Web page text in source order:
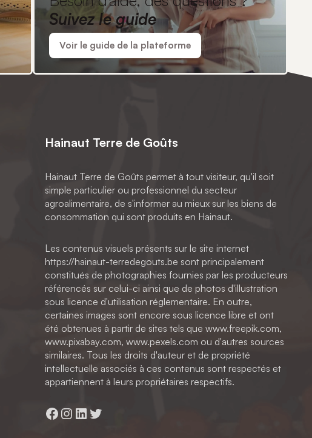
Suivez le guide
Voir le guide de la plateforme
Hainaut Terre de Goûts
Hainaut Terre de Goûts permet à tout visiteur, qu'il soit
simple particulier ou professionnel du secteur
agroalimentaire, de s'informer au mieux sur les biens de
consommation qui sont produits en Hainaut.
Les contenus visuels présents sur le site internet
https://hainaut-terredegouts.be sont principalement
constitués de photographies fournies par les producteurs
référencés sur celui-ci ainsi que de photos d'illustration
sous licence d'utilisation réglementaire. En outre,
certaines images sont encore sous licence libre et ont
été obtenues à partir de sites tels que www.freepik.com,
www.pixabay.com, www.pexels.com ou d'autres sources
similaires. Tous les droits d'auteur et de propriété
intellectuelle associés à ces contenus sont respectés et
appartiennent à leurs propriétaires respectifs.
Facebook
Instagram
LinkedIn
Twitter